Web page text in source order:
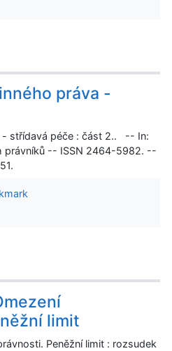
práva -
- střídavá péče : část 2.. -- In:
právníků -- ISSN 2464-5982. --
limit
Peněžní limit : rozsudek